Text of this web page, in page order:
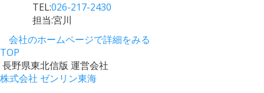
TEL:026-217-2430
担当:宮川
会社のホームページで詳細をみる
TOP
長野県東北信版 運営会社
株式会社 ゼンリン東海